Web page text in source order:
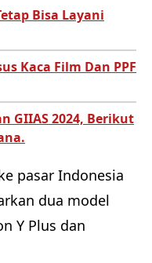
Bisa Layani
Kaca Film Dan PPF
GIIAS 2024, Berikut
pasar Indonesia
dua model
Y Plus dan